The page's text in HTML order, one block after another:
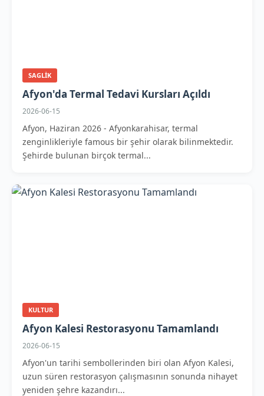
SAGLIK
Afyon'da Termal Tedavi Kursları Açıldı
2026-06-15
Afyon, Haziran 2026 - Afyonkarahisar, termal
zenginlikleriyle famous bir şehir olarak bilinmektedir.
Şehirde bulunan birçok termal...
KULTUR
Afyon Kalesi Restorasyonu Tamamlandı
2026-06-15
Afyon'un tarihi sembollerinden biri olan Afyon Kalesi,
uzun süren restorasyon çalışmasının sonunda nihayet
yeniden şehre kazandırı...